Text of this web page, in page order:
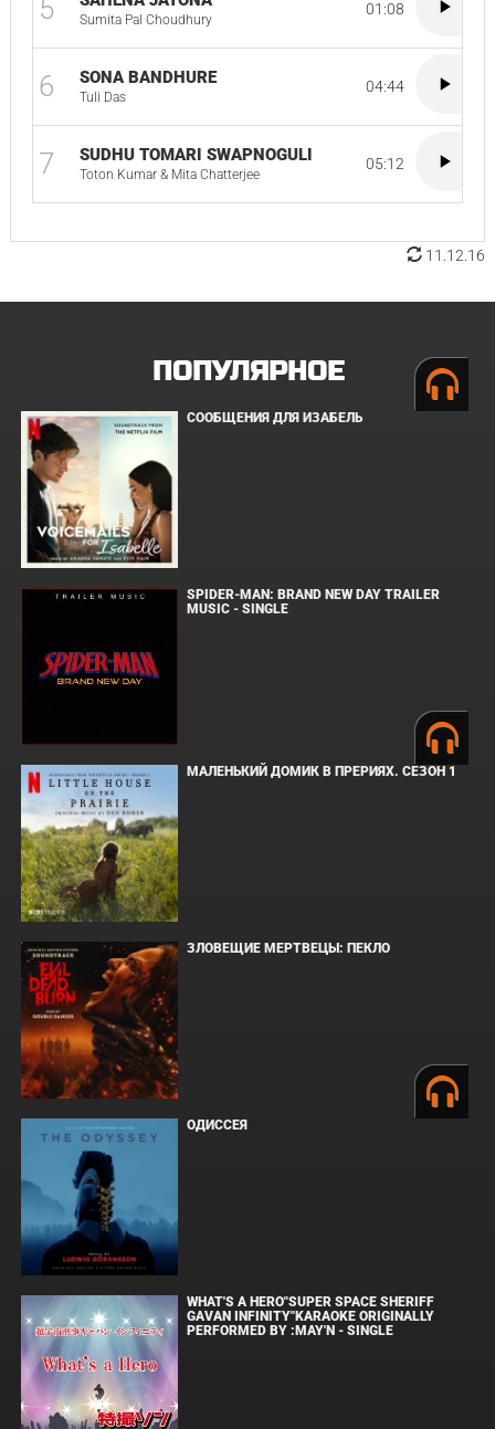
5 Sumita Pal Choudhury
01:08
6 SONA BANDHURE
Tuli Das
04:44
7 SUDHU TOMARI SWAPNOGULI
Toton Kumar & Mita Chatterjee
05:12
11.12.16
ПОПУЛЯРНОЕ
СООБЩЕНИЯ ДЛЯ ИЗАБЕЛЬ
SPIDER-MAN: BRAND NEW DAY TRAILER
MUSIC - SINGLE
МАЛЕНЬКИЙ ДОМИК В ПРЕРИЯХ. СЕЗОН 1
ЗЛОВЕЩИЕ МЕРТВЕЦЫ: ПЕКЛО
ОДИССЕЯ
WHAT'S A HERO"SUPER SPACE SHERIFF
GAVAN INFINITY"KARAOKE ORIGINALLY
PERFORMED BY :MAY'N - SINGLE